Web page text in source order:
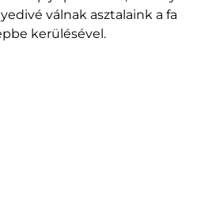
válnak asztalaink a fa
kerülésével.